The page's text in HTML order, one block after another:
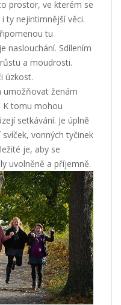
prostor, ve kterém se
ty nejintimnější věci.
tu
naslouchání. Sdílením
a moudrosti.
úzkost.
umožňovat ženám
K tomu mohou
setkávání. Je úplně
vonných tyčinek
je, aby se
uvolněně a příjemně.